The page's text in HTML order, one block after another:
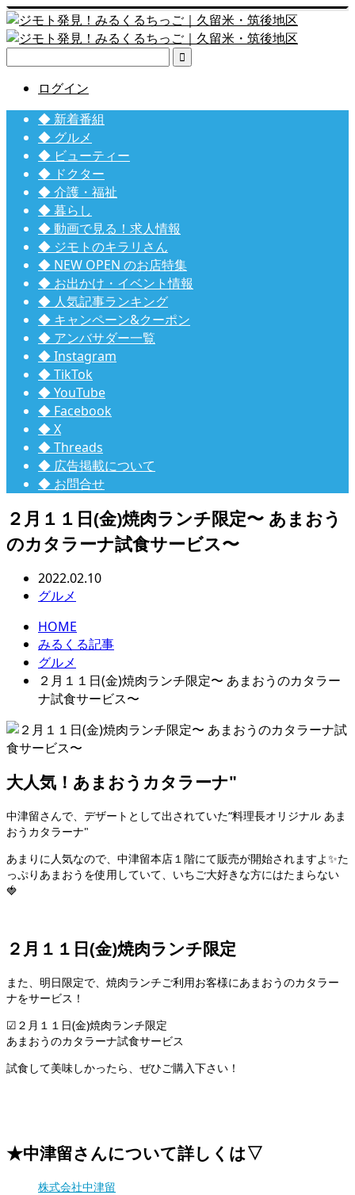

ログイン
◆ 新着番組
◆ グルメ
◆ ビューティー
◆ ドクター
◆ 介護・福祉
◆ 暮らし
◆ 動画で見る！求人情報
◆ ジモトのキラリさん
◆ NEW OPEN のお店特集
◆ お出かけ・イベント情報
◆ 人気記事ランキング
◆ キャンペーン&クーポン
◆ アンバサダー一覧
◆ Instagram
◆ TikTok
◆ YouTube
◆ Facebook
◆ X
◆ Threads
◆ 広告掲載について
◆ お問合せ
２月１１日(金)焼肉ランチ限定〜 あまおう
のカタラーナ試食サービス〜
2022.02.10
グルメ
HOME
みるくる記事
グルメ
２月１１日(金)焼肉ランチ限定〜 あまおうのカタラー
ナ試食サービス〜
大人気！あまおうカタラーナ"
中津留さんで、デザートとして出されていた“料理長オリジナル あま
おうカタラーナ"
あまりに人気なので、中津留本店１階にて販売が開始されますよ✨た
っぷりあまおうを使用していて、いちご大好きな方にはたまらない
🍓
２月１１日(金)焼肉ランチ限定
また、明日限定で、焼肉ランチご利用お客様にあまおうのカタラー
ナをサービス！
☑︎２月１１日(金)焼肉ランチ限定
あまおうのカタラーナ試食サービス
試食して美味しかったら、ぜひご購入下さい！
★中津留さんについて詳しくは▽
株式会社中津留